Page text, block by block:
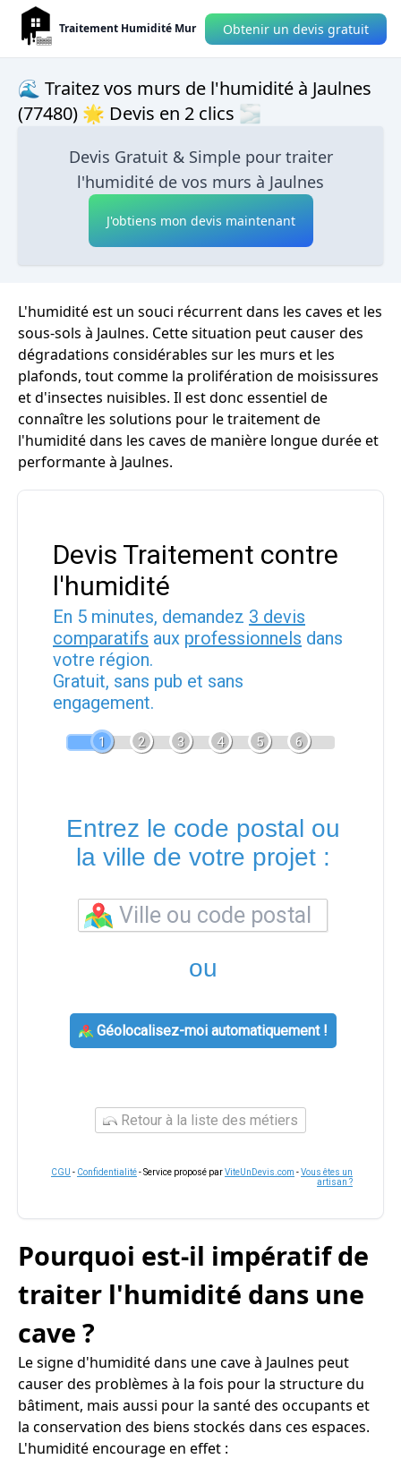
Traitement Humidité Mur Obtenir un devis gratuit
🌊 Traitez vos murs de l'humidité à Jaulnes
(77480) 🌟 Devis en 2 clics 🌫
Devis Gratuit & Simple pour traiter
l'humidité de vos murs à Jaulnes
J'obtiens mon devis maintenant
L'humidité est un souci récurrent dans les caves et les
sous-sols à Jaulnes. Cette situation peut causer des
dégradations considérables sur les murs et les
plafonds, tout comme la prolifération de moisissures
et d'insectes nuisibles. Il est donc essentiel de
connaître les solutions pour le traitement de
l'humidité dans les caves de manière longue durée et
performante à Jaulnes.
Devis Traitement contre
l'humidité
En 5 minutes, demandez 3 devis
comparatifs aux professionnels dans
votre région.
Gratuit, sans pub et sans
engagement.
1 2 3 4 5 6
Entrez le code postal ou
la ville de votre projet :
ou
Géolocalisez-moi automatiquement !
Retour à la liste des métiers
CGU - Confidentialité- Service proposé parViteUnDevis.com -Vous êtes un
artisan ?
Pourquoi est-il impératif de
traiter l'humidité dans une
cave ?
Le signe d'humidité dans une cave à Jaulnes peut
causer des problèmes à la fois pour la structure du
bâtiment, mais aussi pour la santé des occupants et
la conservation des biens stockés dans ces espaces.
L'humidité encourage en effet :